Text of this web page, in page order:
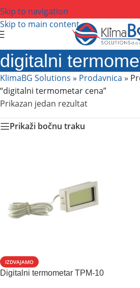
Skip to navigation
Skip to main content
digitalni
KlimaBG Solutions » Prodavnica »
“digitalni termometar cena”
Prikazan jedan rezultat
Prikaži bočnu traku
IZDVAJAMO
Digitalni termometar TPM-10